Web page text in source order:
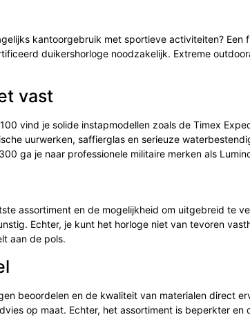
kantoorgebruik met sportieve activiteiten? Een
duikershorloge noodzakelijk. Extreme
vast
vind je solide instapmodellen zoals de Timex
uurwerken, saffierglas en serieuze
ga je naar professionele militaire merken als
assortiment en de mogelijkheid om uitgebreid te
Echter, je kunt het horloge niet van tevoren
aan de pols.
beoordelen en de kwaliteit van materialen direct
op maat. Echter, het assortiment is beperkter en